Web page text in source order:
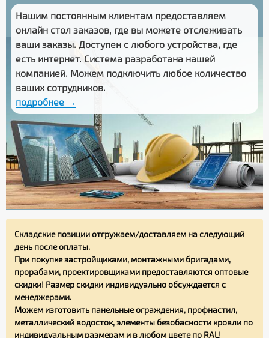
Нашим постоянным клиентам предоставляем
онлайн стол заказов, где вы можете отслеживать
ваши заказы. Доступен с любого устройства, где
есть интернет. Система разработана нашей
компанией. Можем подключить любое количество
ваших сотрудников.
подробнее →
Складские позиции отгружаем/доставляем на следующий
день после оплаты.
При покупке застройщиками, монтажными бригадами,
прорабами, проектировщиками предоставляются оптовые
скидки! Размер скидки индивидуально обсуждается с
менеджерами.
Можем изготовить панельные ограждения, профнастил,
металлический водосток, элементы безобасности кровли по
индивидуальным размерам и в любом цвете по RAL!